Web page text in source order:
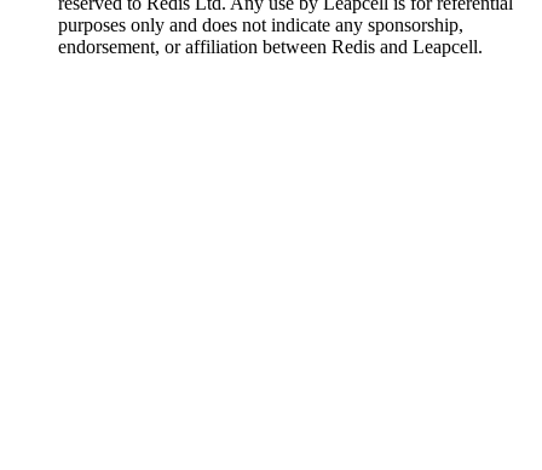
purposes only and does not indicate any sponsorship,
endorsement, or affiliation between Redis and Leapcell.